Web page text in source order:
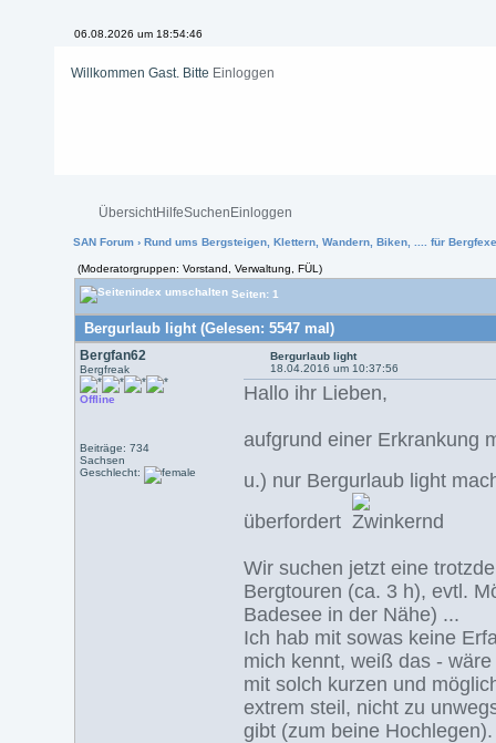
06.08.2026 um 18:54:46
Willkommen Gast. Bitte Einloggen
ÜbersichtHilfeSuchen Einloggen
SAN Forum › Rund ums Bergsteigen, Klettern, Wandern, Biken, .... für
(Moderatorgruppen: Vorstand, Verwaltung, FÜL)
Seiten: 1
Bergurlaub light (Gelesen: 5547 mal)
Bergfan62
Bergfreak
Offline
Beiträge: 734
Sachsen
Geschlecht:
Bergurlaub light
18.04.2016 um 10:37:56
Hallo ihr Lieben,
aufgrund einer Erkrankung
u.) nur Bergurlaub light
überfordert
Wir suchen jetzt eine
Bergtouren (ca. 3 h), evtl.
Badesee in der Nähe) ...
Ich hab mit sowas keine
mich kennt, weiß das -
mit solch kurzen und
extrem steil, nicht zu
gibt (zum beine Hochlegen).